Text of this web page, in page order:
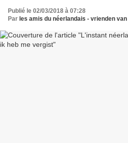
Publié le 02/03/2018 à 07:28
Par les amis du néerlandais - vrienden